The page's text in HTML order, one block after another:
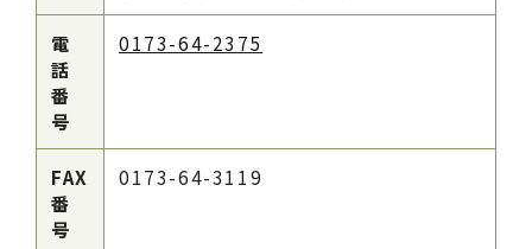
電
話
番
号
0173-64-2375
FAX
番
号
0173-64-3119